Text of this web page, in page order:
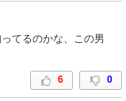
てるのかな、この男
6 0